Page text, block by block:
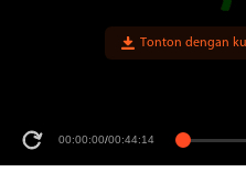
Tonton dengan
00:00:00/00:44:14